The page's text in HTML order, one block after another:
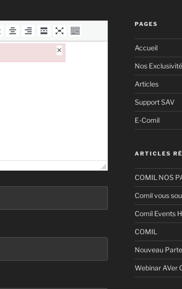
PAGES
Accueil
Nos
Articles
Support SAV
E-Comil
ARTICLES
COMIL NOS
Comil vous
Comil Events
COMIL
Nouveau
Webinar AVer
×